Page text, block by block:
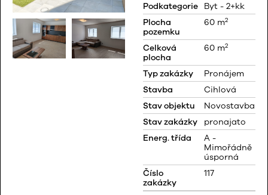
Podkategorie Byt - 2+kk
Plocha
pozemku
60 m2
Celková
plocha
60 m2
Typ zakázky
Pronájem
Stavba
Cihlová
Stav objektu
Novostavba
Stav zakázky
pronajato
Energ. třída
A -
Mimořádně
úsporná
Číslo
zakázky
117